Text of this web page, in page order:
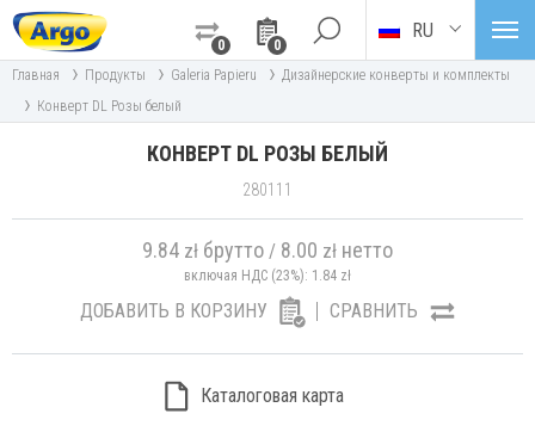
0
0
RU
Главная › Продукты › Galeria Papieru › Дизайнерские конверты и комплекты
› Конверт DL Розы белый
КОНВЕРТ DL РОЗЫ БЕЛЫЙ
280111
9.84 zł брутто / 8.00 zł нетто
включая НДС (23%): 1.84 zł
ДОБАВИТЬ В КОРЗИНУ СРАВНИТЬ
Каталоговая карта